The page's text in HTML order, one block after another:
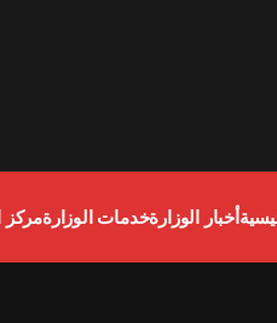
أخبار الوزارةخدمات الوزارةمركز